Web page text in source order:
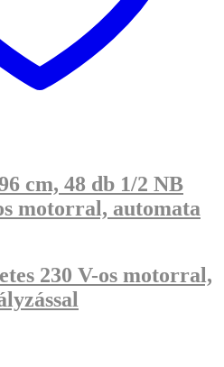
cm, 48 db 1/2 NB
motorral, automata
230 V-os motorral,